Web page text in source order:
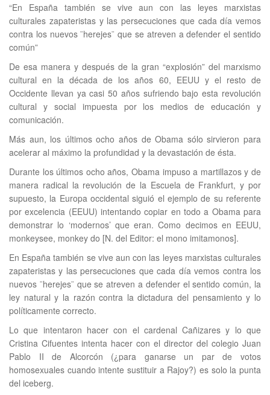
“En España también se vive aun con las leyes marxistas
culturales zapateristas y las persecuciones que cada día vemos
contra los nuevos ¨herejes¨ que se atreven a defender el sentido
común”
De esa manera y después de la gran “explosión” del marxismo
cultural en la década de los años 60, EEUU y el resto de
Occidente llevan ya casi 50 años sufriendo bajo esta revolución
cultural y social impuesta por los medios de educación y
comunicación.
Más aun, los últimos ocho años de Obama sólo sirvieron para
acelerar al máximo la profundidad y la devastación de ésta.
Durante los últimos ocho años, Obama impuso a martillazos y de
manera radical la revolución de la Escuela de Frankfurt, y por
supuesto, la Europa occidental siguió el ejemplo de su referente
por excelencia (EEUU) intentando copiar en todo a Obama para
demonstrar lo ‘modernos’ que eran. Como decimos en EEUU,
monkeysee, monkey do [N. del Editor: el mono imitamonos].
En España también se vive aun con las leyes marxistas culturales
zapateristas y las persecuciones que cada día vemos contra los
nuevos ¨herejes¨ que se atreven a defender el sentido común, la
ley natural y la razón contra la dictadura del pensamiento y lo
políticamente correcto.
Lo que intentaron hacer con el cardenal Cañizares y lo que
Cristina Cifuentes intenta hacer con el director del colegio Juan
Pablo II de Alcorcón (¿para ganarse un par de votos
homosexuales cuando intente sustituir a Rajoy?) es solo la punta
del iceberg.